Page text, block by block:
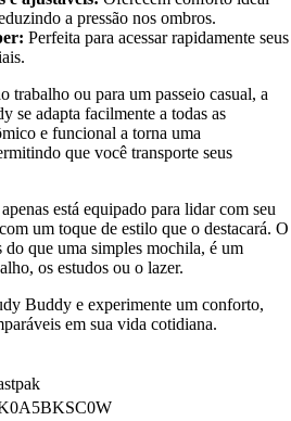
a pressão nos ombros.
Perfeita para acessar rapidamente seus
trabalho ou para um passeio casual, a
se adapta facilmente a todas as
e funcional a torna uma
que você transporte seus
está equipado para lidar com seu
um toque de estilo que o destacará. O
que uma simples mochila, é um
os estudos ou o lazer.
Buddy e experimente um conforto,
em sua vida cotidiana.